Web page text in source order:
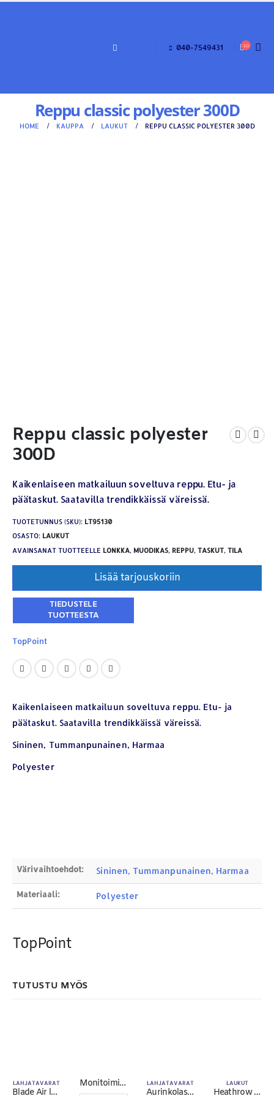
040-7549431
Reppu classic polyester 300D
HOME KAUPPA LAUKUT REPPU CLASSIC POLYESTER 300D
Reppu classic polyester
300D
Kaikenlaiseen matkailuun soveltuva reppu. Etu- ja
päätaskut. Saatavilla trendikkäissä väreissä.
TUOTETUNNUS (SKU): LT95130
OSASTO: LAUKUT
AVAINSANAT TUOTTEELLE LONKKA, MUODIKAS, REPPU, TASKUT, TILA
Lisää tarjouskoriin
TopPoint
Kaikenlaiseen matkailuun soveltuva reppu. Etu- ja
päätaskut. Saatavilla trendikkäissä väreissä.
Sininen, Tummanpunainen, Harmaa
Polyester
Värivaihtoehdot: Sininen, Tummanpunainen, Harmaa
Materiaali: Polyester
TopPoint
TUTUSTU MYÖS
LAHJATAVARAT
Blade Air langaton latausalusta 5W
Monitoimityökalu karbiinihaalla LAHJATAVARAT
Aurinkolasit Jeffrey 400UV
LAUKUT
Heathrow tietokone- ja asiakirjasalkku
YHTEYSTIEDOT
Sähköposti: royal.yrityslahjat@gmail.com
ETSI TUOTTEITA
Products
MAKSUTAPAMME:
Toimitusehdot